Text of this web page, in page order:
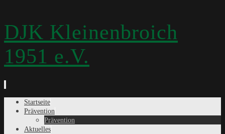
DJK Kleinenbroich
1951 e.V.
Zum
Inhalt
Startseite
Prävention
Prävention
Aktuelles